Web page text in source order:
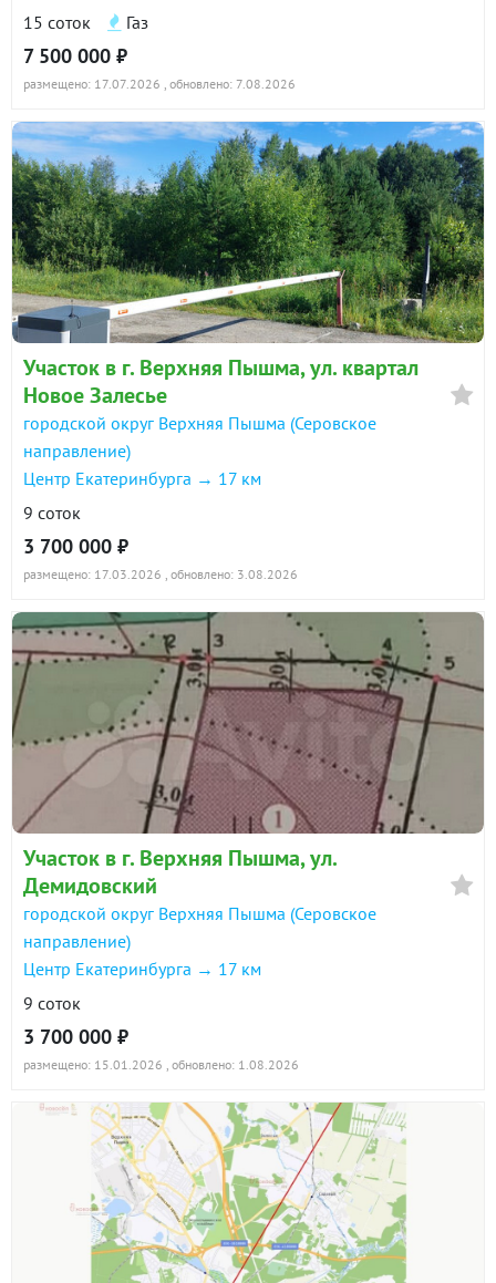
15 соток
Газ
7 500 000 ₽
размещено: 17.07.2026 , обновлено: 7.08.2026
Участок в г. Верхняя Пышма, ул. квартал
Новое Залесье
городской округ Верхняя Пышма (Серовское
направление)
Центр Екатеринбурга → 17 км
9 соток
3 700 000 ₽
размещено: 17.03.2026 , обновлено: 3.08.2026
Участок в г. Верхняя Пышма, ул.
Демидовский
городской округ Верхняя Пышма (Серовское
направление)
Центр Екатеринбурга → 17 км
9 соток
3 700 000 ₽
размещено: 15.01.2026 , обновлено: 1.08.2026